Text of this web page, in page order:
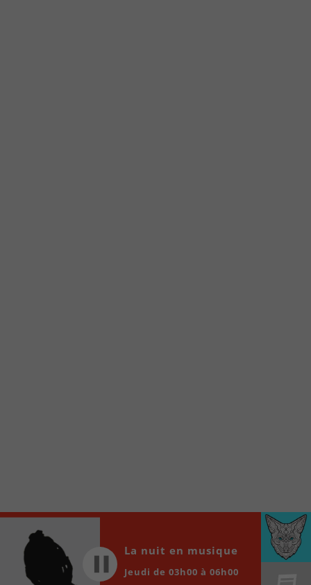
locale vous sont maintenant accessibles en un clic!
Audio
Player
00:00 00:00
La nuit en musique
Jeudi de 03h00 à 06h00